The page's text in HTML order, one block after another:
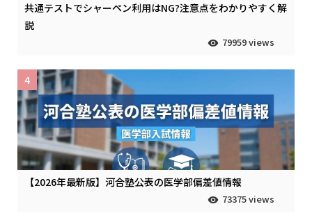
共通テストでシャーペン利用はNG?注意点をわかりやすく解
説
79959 views
【2026年最新版】河合塾公表の医学部偏差値情報
73375 views
4